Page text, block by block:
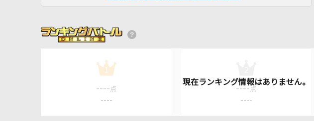
1
---- 点
----
---- 点
----